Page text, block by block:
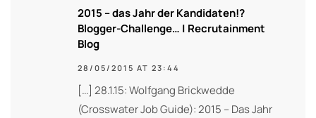
2015 – das Jahr der Kandidaten!?
Blogger-Challenge… | Recrutainment
Blog
28/05/2015 AT 23:44
[…] 28.1.15: Wolfgang Brickwedde
(Crosswater Job Guide): 2015 – Das Jahr